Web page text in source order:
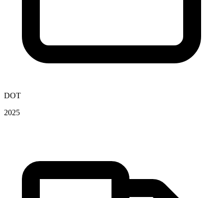
DOT
2025